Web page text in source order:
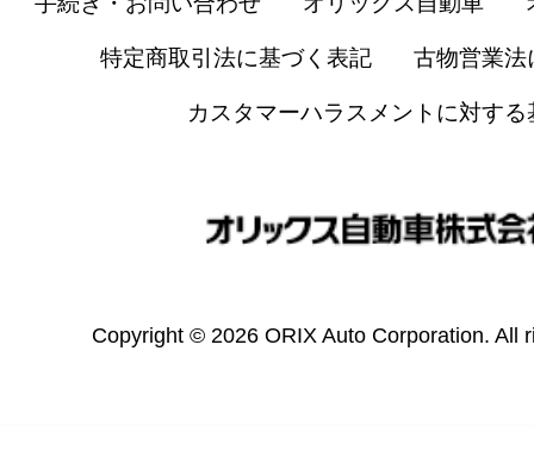
特定商取引法に基づく表記 古物営業法
カスタマーハラスメントに対する
Copyright © 2026 ORIX Auto Corporation. All